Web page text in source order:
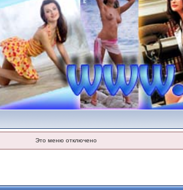
Это меню отключено